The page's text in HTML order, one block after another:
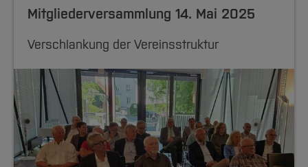
Mitgliederversammlung 14. Mai 2025
Verschlankung der Vereinsstruktur